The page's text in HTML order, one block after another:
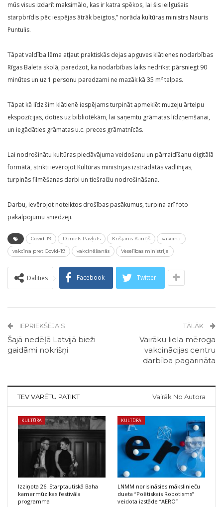
mūs visus izdarīt maksimālo, kas ir katra spēkos, lai šis ieilgušais
starpbrīdis pēc iespējas ātrāk beigtos,” norāda kultūras ministrs Nauris
Puntulis.
Tāpat valdība lēma atļaut praktiskās dejas apguves klātienes nodarbības
Rīgas Baleta skolā, paredzot, ka nodarbības laiks nedrīkst pārsniegt 90
minūtes un uz 1 personu paredzami ne mazāk kā 35 m² telpas.
Tāpat kā līdz šim klātienē iespējams turpināt apmeklēt muzeju ārtelpu
ekspozīcijas, doties uz bibliotēkām, lai saņemtu grāmatas līdzņemšanai,
un iegādāties grāmatas u.c. preces grāmatnīcās.
Lai nodrošinātu kultūras piedāvājuma veidošanu un pārraidīšanu digitālā
formātā, strikti ievērojot Kultūras ministrijas izstrādātās vadlīnijas,
turpinās filmēšanas darbi un tiešraižu nodrošināšana.
Darbu, ievērojot noteiktos drošības pasākumus, turpina arī foto
pakalpojumu sniedzēji.
Covid-19 Daniels Pavļuts Krišjānis Kariņš
vakcīna
vakcīna pret Covid-19
vakcinēšanās Veselības ministrija
Dalīties Facebook Twitter
IEPRIEKŠĒJAIS
Šajā nedēļā Latvijā bieži
gaidāmi nokrišņi
TĀLĀK
Vairāku liela mēroga
vakcinācijas centru
darbība pagarināta
TEV VARĒTU PATIKT Vairāk No Autora
KULTŪRA
Izziņota 26. Starptautiskā Baha
kamermūzikas festivāla
programma
KULTŪRA
LNMM norisināsies mākslinieču
dueta “Poētiskais Robotisms”
veidota izstāde “AERO”